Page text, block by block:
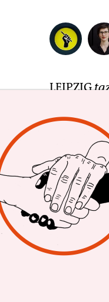
LEIPZIG
Pegida-
zehn
davon
die
hätten die
Während
4.000
Stadt
Weg vor